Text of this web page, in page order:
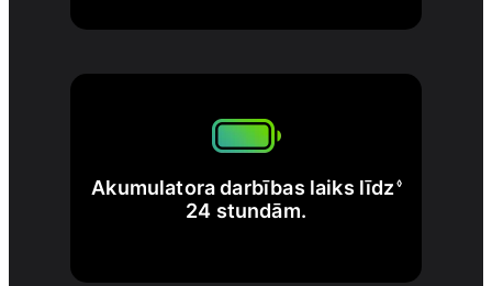
Akumulatora darbības laiks līdz◊
24 stundām.